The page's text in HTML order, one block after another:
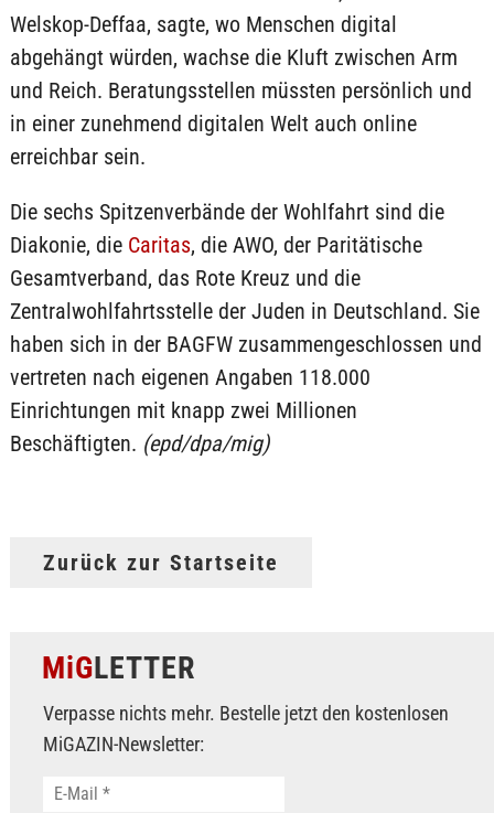
Welskop-Deffaa, sagte, wo Menschen digital
abgehängt würden, wachse die Kluft zwischen Arm
und Reich. Beratungsstellen müssten persönlich und
in einer zunehmend digitalen Welt auch online
erreichbar sein.
Die sechs Spitzenverbände der Wohlfahrt sind die
Diakonie, die Caritas, die AWO, der Paritätische
Gesamtverband, das Rote Kreuz und die
Zentralwohlfahrtsstelle der Juden in Deutschland. Sie
haben sich in der BAGFW zusammengeschlossen und
vertreten nach eigenen Angaben 118.000
Einrichtungen mit knapp zwei Millionen
Beschäftigten. (epd/dpa/mig)
Zurück zur Startseite
MiGLETTER
Verpasse nichts mehr. Bestelle jetzt den kostenlosen
MiGAZIN-Newsletter: